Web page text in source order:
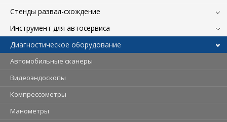
Стенды развал-схождение
Инструмент для автосервиса
Диагностическое оборудование
Автомобильные сканеры
Видеоэндоскопы
Компрессометры
Манометры